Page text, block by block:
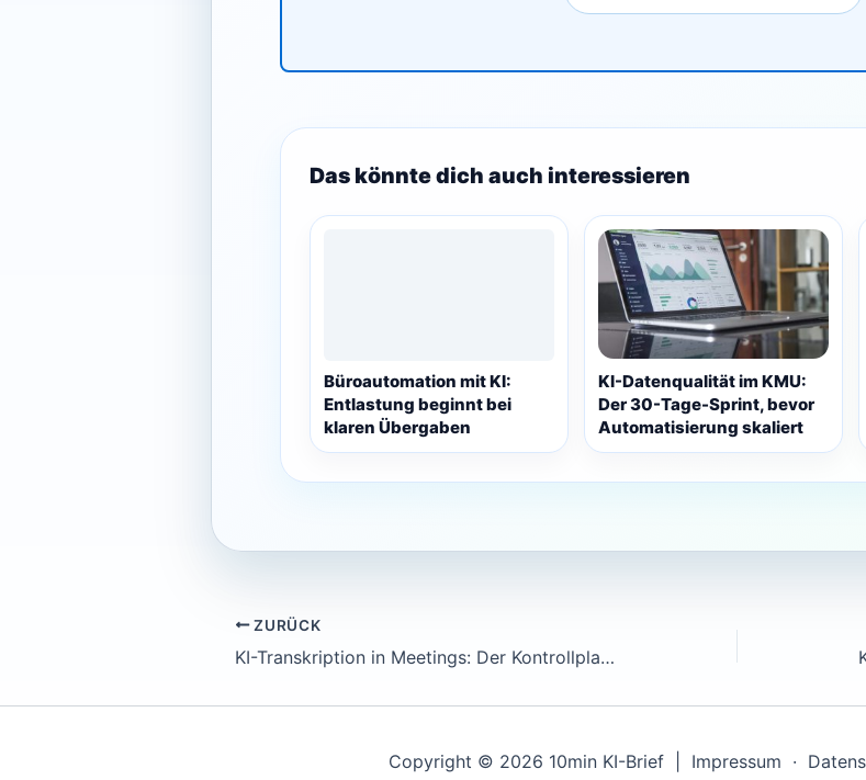
Das könnte dich auch interessieren
Büroautomation mit KI:
Entlastung beginnt bei
klaren Übergaben
KI-Datenqualität im KMU:
Der 30-Tage-Sprint, bevor
Automatisierung skaliert
ZURÜCK
KI-Transkription in Meetings: Der Kontrollplan, bevor Protokolle zu Risiken werden
Copyright © 2026 10min KI-Brief | Impressum ·